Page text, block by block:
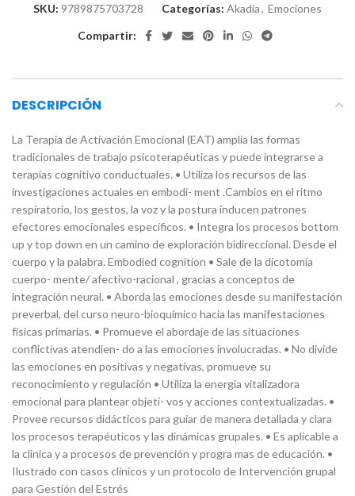
SKU: 9789875703728 Categorías: Akadia, Emociones
Compartir:
DESCRIPCIÓN
La Terapia de Activación Emocional (EAT) amplía las formas
tradicionales de trabajo psicoterapéuticas y puede integrarse a
terapias cognitivo conductuales. • Utiliza los recursos de las
investigaciones actuales en embodi- ment .Cambios en el ritmo
respiratorio, los gestos, la voz y la postura inducen patrones
efectores emocionales específicos. • Integra los procesos bottom
up y top down en un camino de exploración bidireccional. Desde el
cuerpo y la palabra. Embodied cognition • Sale de la dicotomía
cuerpo- mente/ afectivo-racional , gracias a conceptos de
integración neural. • Aborda las emociones desde su manifestación
preverbal, del curso neuro-bioquímico hacia las manifestaciones
físicas primarias. • Promueve el abordaje de las situaciones
conflictivas atendien- do a las emociones involucradas. • No divide
las emociones en positivas y negativas, promueve su
reconocimiento y regulación • Utiliza la energia vitalizadora
emocional para plantear objeti- vos y acciones contextualizadas. •
Provee recursos didácticos para guiar de manera detallada y clara
los procesos terapéuticos y las dinámicas grupales. • Es aplicable a
la clinica y a procesos de prevención y progra mas de educación. •
Ilustrado con casos clinicos y un protocolo de Intervención grupal
para Gestión del Estrés